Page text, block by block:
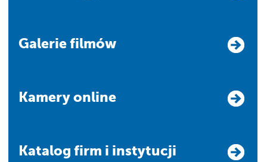
Galerie filmów
Kamery online
Katalog firm i instytucji